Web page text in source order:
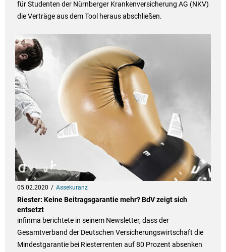
für Studenten der Nürnberger Krankenversicherung AG (NKV)
die Verträge aus dem Tool heraus abschließen.
05.02.2020 Assekuranz
Riester: Keine Beitragsgarantie mehr? BdV zeigt sich
entsetzt
infinma berichtete in seinem Newsletter, dass der
Gesamtverband der Deutschen Versicherungswirtschaft die
Mindestgarantie bei Riesterrenten auf 80 Prozent absenken